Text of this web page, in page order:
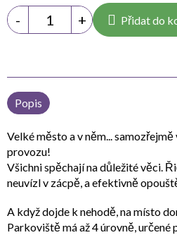
Přidat do
Popis
Velké město a v něm...
provozu!
Všichni spěchají na důležité věci.
neuvízl v zácpě, a efektivně
A když dojde k nehodě, na místo
Parkoviště má až 4 úrovně,